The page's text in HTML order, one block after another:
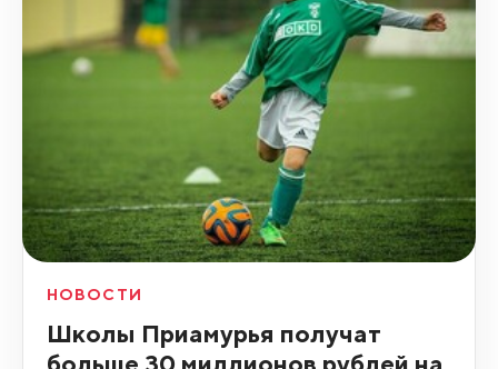
НОВОСТИ
Школы Приамурья получат